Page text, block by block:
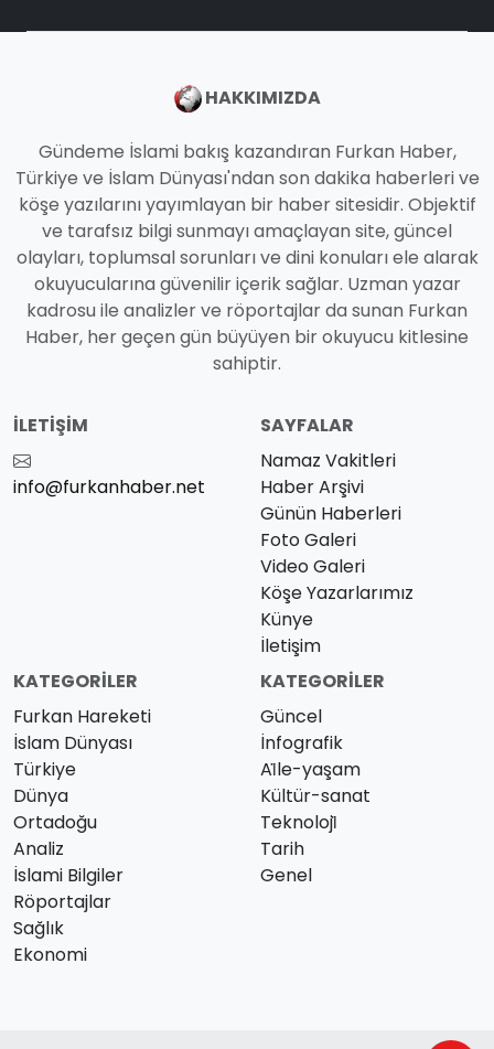
HAKKIMIZDA
Gündeme İslami bakış kazandıran Furkan Haber,
Türkiye ve İslam Dünyası'ndan son dakika haberleri ve
köşe yazılarını yayımlayan bir haber sitesidir. Objektif
ve tarafsız bilgi sunmayı amaçlayan site, güncel
olayları, toplumsal sorunları ve dini konuları ele alarak
okuyucularına güvenilir içerik sağlar. Uzman yazar
kadrosu ile analizler ve röportajlar da sunan Furkan
Haber, her geçen gün büyüyen bir okuyucu kitlesine
sahiptir.
İLETIŞIM
info@furkanhaber.net
SAYFALAR
Namaz Vakitleri
Haber Arşivi
Günün Haberleri
Foto Galeri
Video Galeri
Köşe Yazarlarımız
Künye
İletişim
KATEGORILER
Furkan Hareketi
İslam Dünyası
Türkiye
Dünya
Ortadoğu
Analiz
İslami Bilgiler
Röportajlar
Sağlık
Ekonomi
KATEGORILER
Güncel
İnfografik
Ai̇le-yaşam
Kültür-sanat
Teknoloji̇
Tarih
Genel